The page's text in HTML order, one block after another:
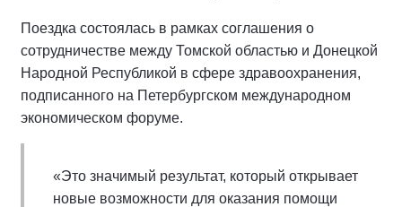
Поездка состоялась в рамках соглашения о
сотрудничестве между Томской областью и Донецкой
Народной Республикой в сфере здравоохранения,
подписанного на Петербургском международном
экономическом форуме.
«Это значимый результат, который открывает
новые возможности для оказания помощи